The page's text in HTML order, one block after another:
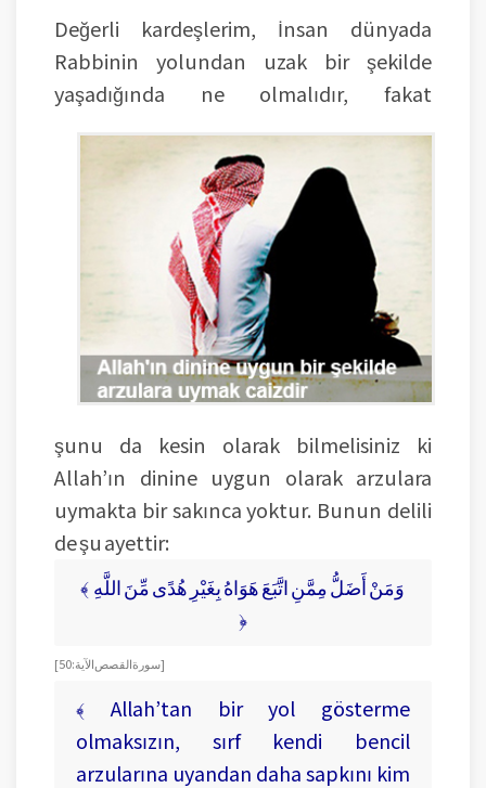
Değerli kardeşlerim, İnsan dünyada
Rabbinin yolundan uzak bir şekilde
yaşadığında ne olmalıdır, fakat
şunu da kesin olarak bilmelisiniz ki
Allah’ın dinine uygun olarak arzulara
uymakta bir sakınca yoktur. Bunun delili
de şu ayettir:
﴾ وَمَنْ أَضَلُّ مِمَّنِ اتَّبَعَ هَوَاهُ بِغَيْرِ هُدًى مِّنَ اللَّهِ
﴿
[ سورة القصص الآية: 50 ]
﴾ Allah’tan bir yol gösterme
olmaksızın, sırf kendi bencil
arzularına uyandan daha sapkını kim